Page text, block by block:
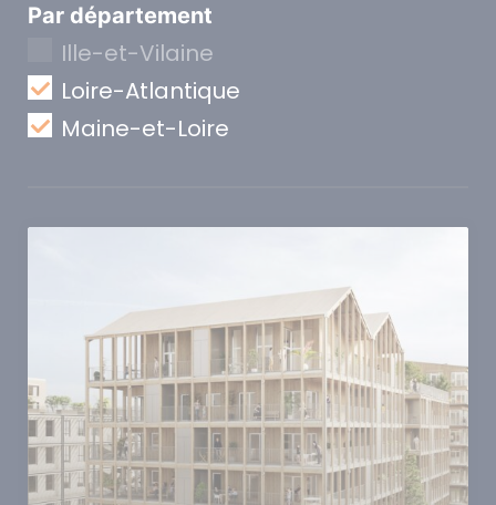
Par département
Ille-et-Vilaine
Loire-Atlantique
Maine-et-Loire